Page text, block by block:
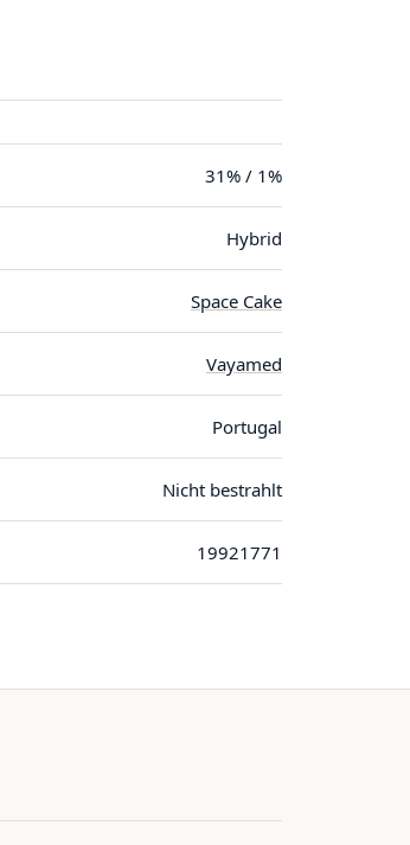
31% / 1%
Hybrid
Space Cake
Vayamed
Portugal
Nicht bestrahlt
19921771